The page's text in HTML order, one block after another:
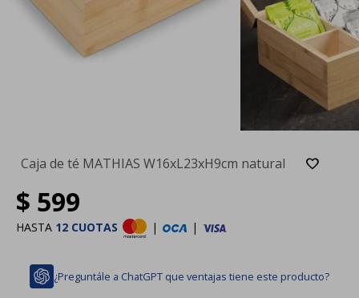
Caja de té MATHIAS W16xL23xH9cm natural
$ 599
HASTA 12 CUOTAS | |
¿Preguntále a ChatGPT que ventajas tiene este producto?